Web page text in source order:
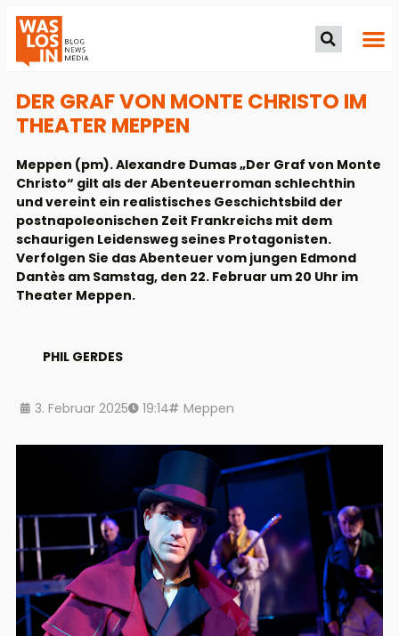
DER GRAF VON MONTE CHRISTO IM
THEATER MEPPEN
Meppen (pm). Alexandre Dumas „Der Graf von Monte
Christo“ gilt als der Abenteuerroman schlechthin
und vereint ein realistisches Geschichtsbild der
postnapoleonischen Zeit Frankreichs mit dem
schaurigen Leidensweg seines Protagonisten.
Verfolgen Sie das Abenteuer vom jungen Edmond
Dantès am Samstag, den 22. Februar um 20 Uhr im
Theater Meppen.
PHIL GERDES
3. Februar 2025 19:14 Meppen